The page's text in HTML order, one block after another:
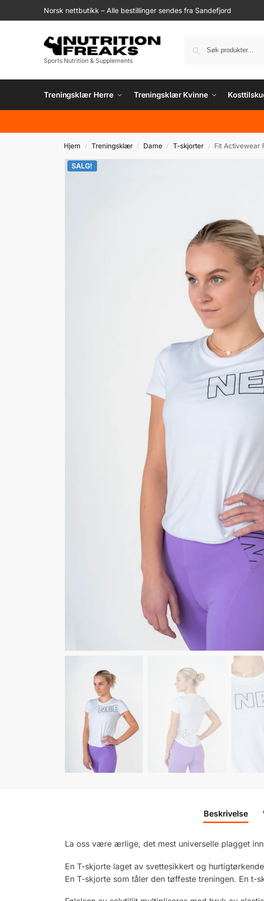
Norsk nettbutikk – Alle bestillinger sendes fra Sandefjord
Sports Nutrition & Supplements
Treningsklær Herre Treningsklær Kvinne
Hjem / Treningsklær / Dame / T-skjorter / Fit Activewear
SALG!
Beskrivelse
La oss være ærlige, det mest universelle plagget
En T-skjorte laget av svettesikkert og
En T-skjorte som tåler den tøffeste treningen. En t-